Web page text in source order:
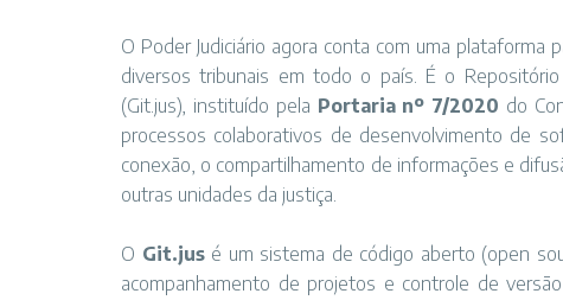
O Poder Judiciário agora conta com uma
diversos tribunais em todo o país. É o
(Git.jus), instituído pela Portaria nº 7/2020 do
processos colaborativos de desenvolvimento de
conexão, o compartilhamento de informações e
outras unidades da justiça.
O Git.jusé um sistema de código aberto (open
acompanhamento de projetos e controle de